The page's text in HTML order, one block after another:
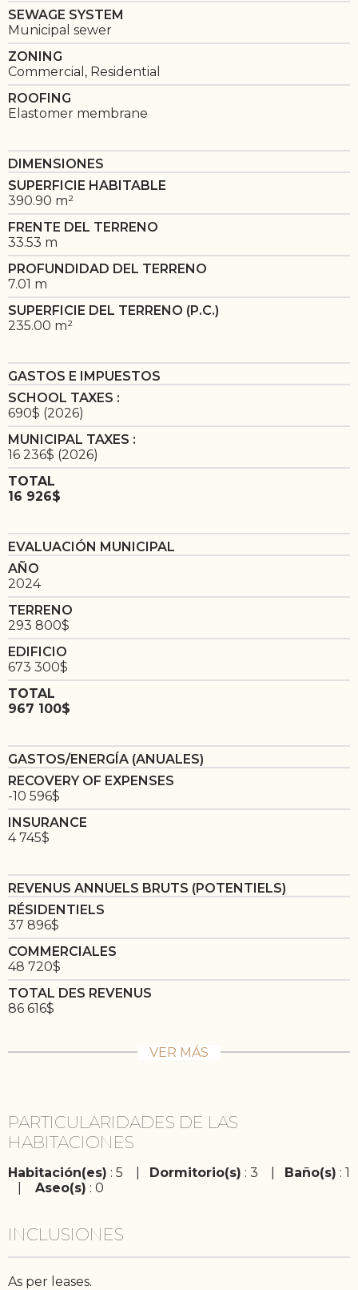
SEWAGE SYSTEM
Municipal sewer
ZONING
Commercial, Residential
ROOFING
Elastomer membrane
DIMENSIONES
SUPERFICIE HABITABLE
390.90 m²
FRENTE DEL TERRENO
33.53 m
PROFUNDIDAD DEL TERRENO
7.01 m
SUPERFICIE DEL TERRENO (P.C.)
235.00 m²
GASTOS E IMPUESTOS
SCHOOL TAXES :
690$ (2026)
MUNICIPAL TAXES :
16 236$ (2026)
TOTAL
16 926$
EVALUACIÓN MUNICIPAL
AÑO
2024
TERRENO
293 800$
EDIFICIO
673 300$
TOTAL
967 100$
GASTOS/ENERGÍA (ANUALES)
RECOVERY OF EXPENSES
-10 596$
INSURANCE
4 745$
REVENUS ANNUELS BRUTS (POTENTIELS)
RÉSIDENTIELS
37 896$
COMMERCIALES
48 720$
TOTAL DES REVENUS
86 616$
VER MÁS
PARTICULARIDADES DE LAS
HABITACIONES
Habitación(es) : 5 | Dormitorio(s) : 3 | Baño(s) : 1
Aseo(s) : 0
INCLUSIONES
As per leases.